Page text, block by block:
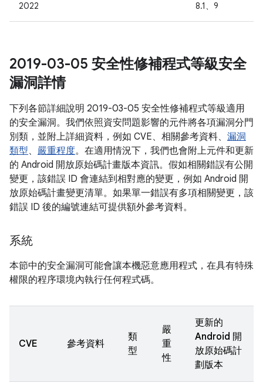
2022
8.1、9
2019-03-05 安全性修補程式等級安全
漏洞詳情
下列各節詳細說明 2019-03-05 安全性修補程式等級適用
的安全漏洞。我們依照資安問題影響的元件將各項漏洞分門
別類，並附上詳細資料，例如 CVE、相關參考資料、 漏洞
類型、 嚴重程度。在適用情況下，我們也會附上元件和更新
的 Android 開放原始碼計畫版本資訊。假如相關錯誤有公開
變更，該錯誤 ID 會連結到相對應的變更，例如 Android 開
放原始碼計畫變更清單。如果單一錯誤有多項相關變更，該
錯誤 ID 後的編號連結可提供額外參考資料。
系統
本節中的安全漏洞可能會讓本機惡意應用程式，在具有特殊
權限的程序環境內執行任何程式碼。
CVE 參考資料
類
型
嚴
重
性
更新的
Android 開
放原始碼計
劃版本